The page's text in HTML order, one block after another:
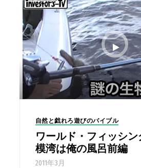
自然と戯れろ遊びのバイブル
ワールド・フィッシ
模湾は俺の風呂前編
2011年3月